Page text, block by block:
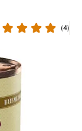
(4)